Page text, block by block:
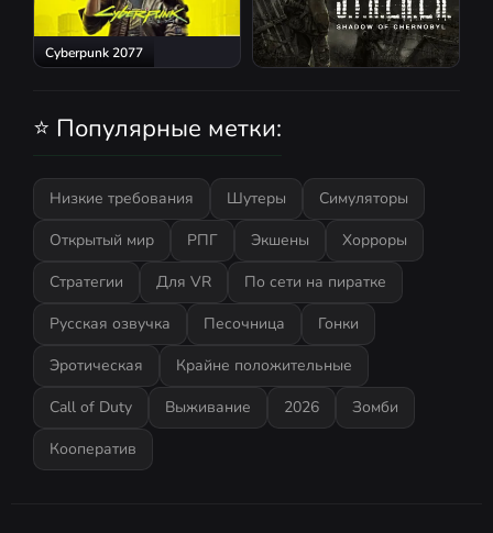
Cyberpunk 2077
⭐ Популярные метки:
Низкие требования Шутеры
Симуляторы
Открытый мир
РПГ Экшены
Хорроры
Стратегии
Для VR
По сети на пиратке
Русская озвучка
Песочница
Гонки
Эротическая
Крайне положительные
Call of Duty
Выживание 2026
Зомби
Кооператив